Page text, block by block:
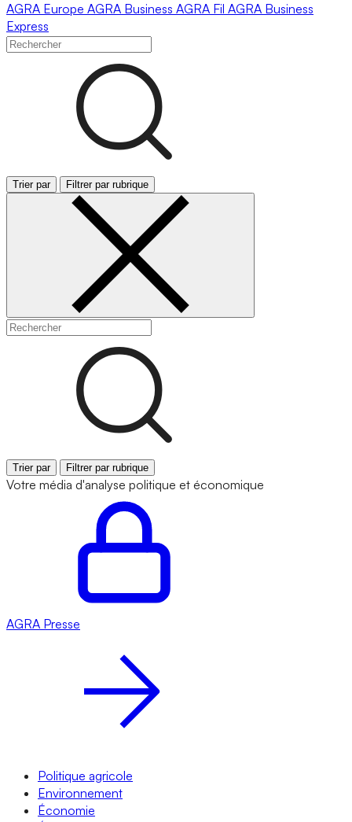
AGRA Europe AGRA Business AGRA Fil AGRA Business
Express
Trier par Filtrer par rubrique
Trier par Filtrer par rubrique
Votre média d'analyse politique et économique
AGRA Presse
Politique agricole
Environnement
Économie